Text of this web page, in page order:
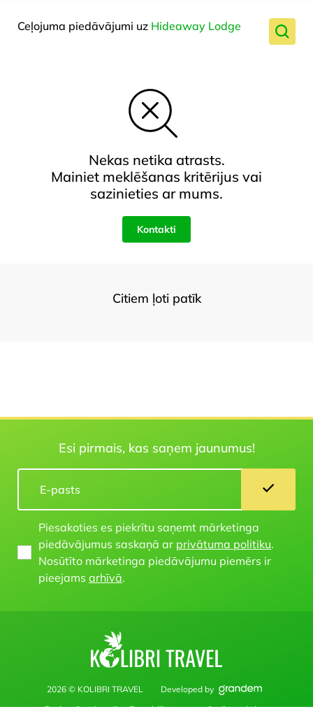
Ceļojuma piedāvājumi uz Hideaway Lodge
Nekas netika atrasts.
Mainiet meklēšanas kritērijus vai
sazinieties ar mums.
Kontakti
Citiem ļoti patīk
Esi pirmais, kas saņem jaunumus!
Piesakoties es piekrītu saņemt mārketinga
piedāvājumus saskaņā ar privātuma politiku.
Nosūtīto mārketinga piedāvājumu piemērs ir
pieejams arhīvā.
2026 © KOLIBRI TRAVEL Developed by
Saskaņā ar Latvijas Republikas normatīvajiem aktiem